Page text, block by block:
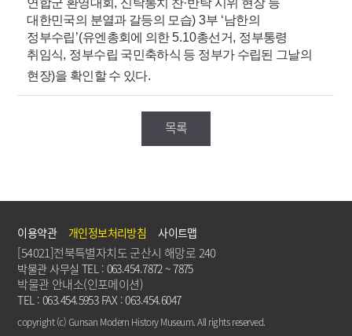
연합군 환영대회 , 신탁통치 찬·반탁 시위 현장 등
대한민국의 분열과 갈등의 모습) 3부 ‘남한의
정부수립’(유엔총회에 의한5.10총선거, 정부통령
취임식, 정부수립 국민축하식 등 정부가 수립된 그날의
현장)을 확인할 수 있다.
목록
이용약관 개인정보처리방침 사이트맵
[54021]전북특별자치도 군산시 해망로 240
박물관 사무실 TEL : 063.454.7872 ~ 7875
박물관 안내소(인포메이션)
TEL : 063.454.5953 FAX : 063.454.6047
copyright (c) Gunsan Modern History Museum. All rights reserved.